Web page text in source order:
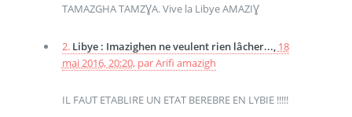
TAMAZGHA TAMZƔA. Vive la Libye AMAZIƔ
2. Libye : Imazighen ne veulent rien lâcher..., 18
mai 2016, 20:20, parArifi amazigh
IL FAUT ETABLIRE UN ETAT BEREBRE EN LYBIE !!!!!